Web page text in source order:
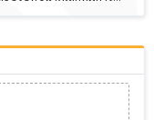
นสมาชิกแนวร่วมปฎิบัติ
(CAC) ซึ่งการพิจารณาการ
Scoring ของสมาคมส่ง
ดยเฉลี่ยในรอบปีบัญชีไม่
ณา
เพื่อให้กองทุนสามารถ
Cap CG Index TR